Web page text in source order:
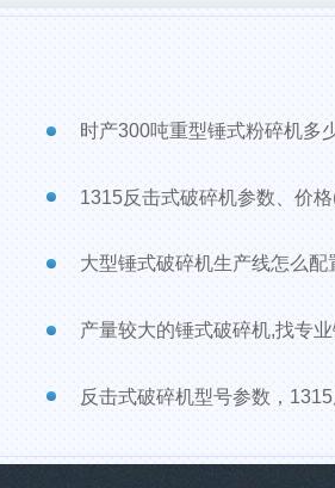
时产300吨重型锤式粉碎机多
1315反击式破碎机参数、价
大型锤式破碎机生产线怎么配
产量较大的锤式破碎机,找专
反击式破碎机型号参数，